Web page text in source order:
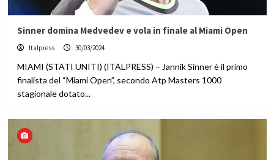
Sinner domina Medvedev e vola in finale al Miami Open
Italpress 30/03/2024
MIAMI (STATI UNITI) (ITALPRESS) – Jannik Sinner è il primo
finalista del “Miami Open”, secondo Atp Masters 1000
stagionale dotato...